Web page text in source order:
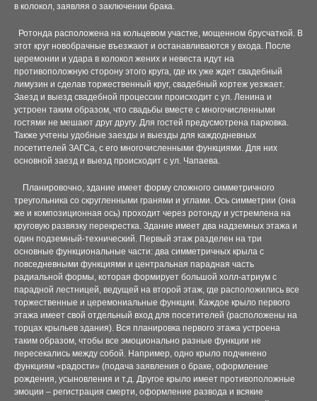
ЧАСТНЫЕ МАЛОЭТАЖНЫЕ
КОТТЕДЖ 1
КОТТЕДЖ 2
КОТТЕДЖ 3
КОТТЕДЖ 5
КОТТЕДЖ 6
КОТТЕДЖ (КЛАССИКА 1)
КОТТЕДЖ (КЛАССИКА 2)
КОТТЕДЖ (КЛАССИКА 3)
КОТТЕДЖ 7
КОТТЕДЖ 8
в колокол, заявляя о заключении брака.
Ротонда расположена на кольцевом участке, мощенном брусчаткой. В
этот круг новобрачные въезжают и останавливаются у входа. После
церемонии и удара в колокол жених и невеста идут на
противоположную сторону этого круга, где их уже ждет свадебный
лимузин и сделав торжественный круг, свадебный кортеж уезжает.
Заезд и выезд свадебной процессии происходит с ул. Ленина и
устроен таким образом, что свадьбы вместе с многочисленными
гостями не мешают друг другу. Для гостей предусмотрена парковка.
Также учтены удобные заезды и выезды для каждодневных
посетителей ЗАГСа, с его многочисленными функциями. Для них
основной заезд и выезд происходит с ул. Чапаева.
Планировочно, здание имеет форму сложного симметричного
треугольника со скругленными гранями и углами. Ось симметрии (она
же и композиционная ось) проходит через ротонду и устремлена на
круговую развязку перекрестка. Здание имеет два надземных этажа и
один подземный-технический. Первый этаж разделен на три
основные функциональные части: два симметричных крыла с
повседневными функциями и центральная парадная часть
радиальной формы, которая формирует большой холл-атриум с
парадной лестницей, ведущей на второй этаж, где расположились все
торжественные и церемониальные функции. Каждое крыло первого
этажа имеет свой отдельный вход для посетителей (расположены на
торцах крыльев здания). Вся планировка первого этажа устроена
таким образом, чтобы все эмоционально разные функции не
пересекались между собой. Например, одно крыло подчинено
функциям «радости» (подача заявления о браке, оформление
рождения, усыновления и т.д. Другое крыло имеет противоположные
эмоции – регистрация смерти, оформление развода и всякие